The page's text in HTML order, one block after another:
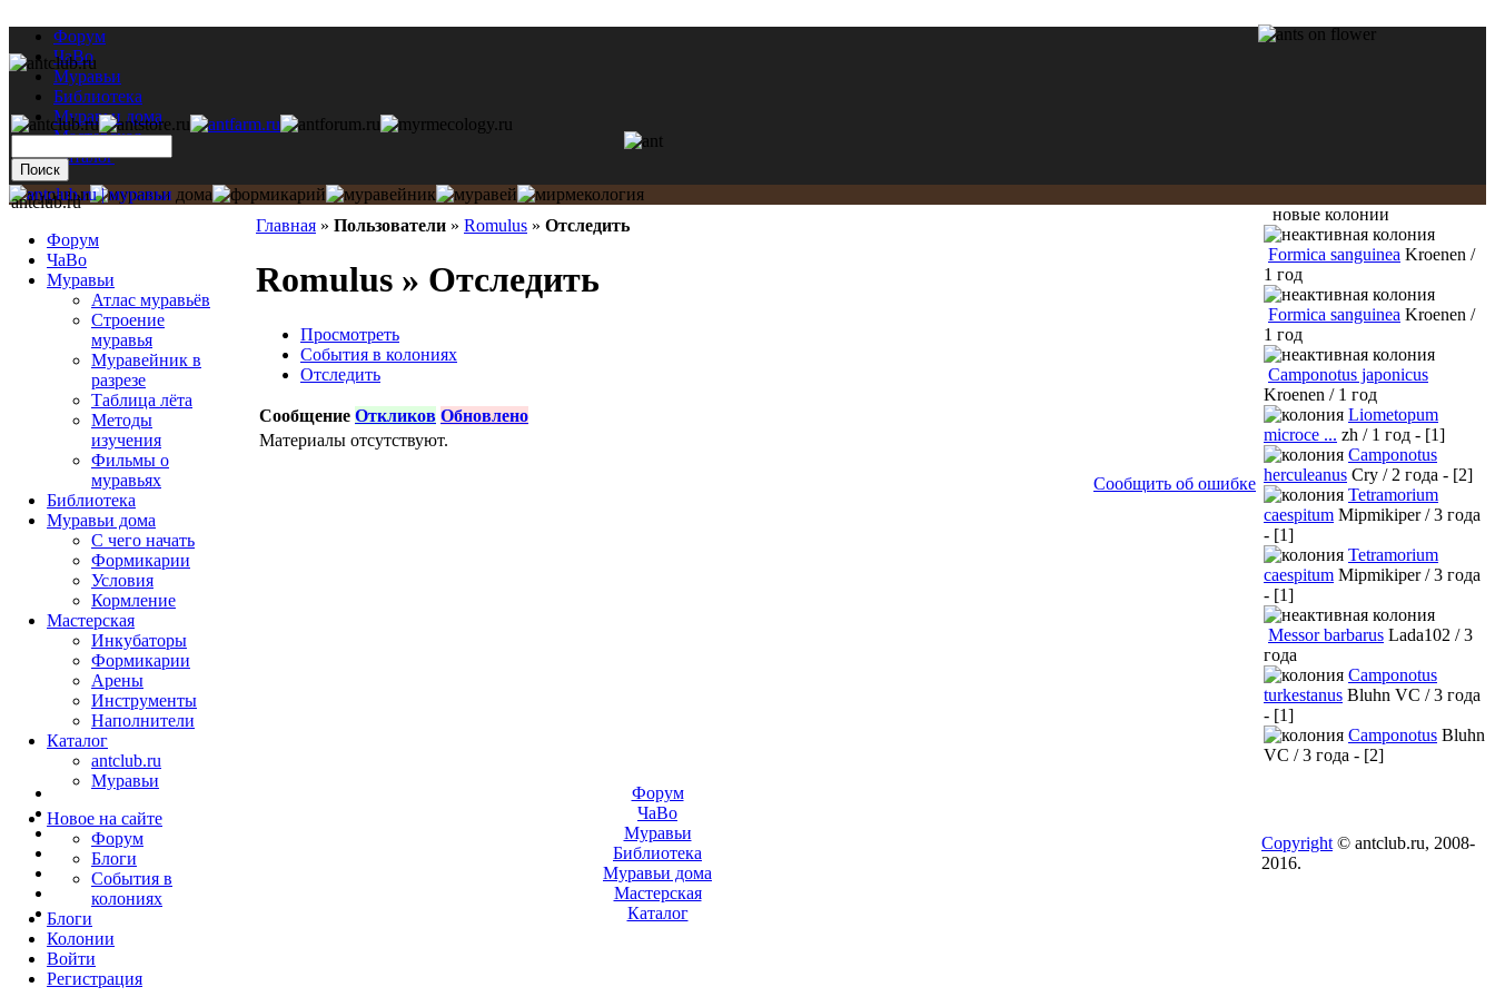
Форум
ЧаВо
Муравьи
Библиотека
Муравьи дома
Мастерская
Каталог
Главная » Пользователи » Romulus » Отследить
Romulus » Отследить
Просмотреть
События в колониях
Отследить
Сообщение Откликов Обновлено
Материалы отсутствуют.
Сообщить об ошибке
antclub.ru
Форум
ЧаВо
Муравьи
Атлас муравьёв
Строение
муравья
Муравейник в
разрезе
Таблица лёта
Методы
изучения
Фильмы о
муравьях
Библиотека
Муравьи дома
С чего начать
Формикарии
Условия
Кормление
Мастерская
Инкубаторы
Формикарии
Арены
Инструменты
Наполнители
Каталог
antclub.ru
Муравьи
Новое на сайте
Форум
Блоги
События в
колониях
Блоги
Колонии
Войти
Peгиcтpaция
новые колонии
Formica sanguinea Kroenen /
1 год
Formica sanguinea Kroenen /
1 год
Camponotus japonicus
Kroenen / 1 год
Liometopum
microce ... zh / 1 год - [1]
Camponotus
herculeanus Cry / 2 года - [2]
Tetramorium
caespitum Mipmikiper / 3 года
- [1]
Tetramorium
caespitum Mipmikiper / 3 года
- [1]
Messor barbarus Lada102 / 3
года
Camponotus
turkestanus Bluhn VC / 3 года
- [1]
Camponotus Bluhn
VC / 3 года - [2]
Форум
ЧаВо
Муравьи
Библиотека
Муравьи дома
Мастерская
Каталог
Copyright © antclub.ru, 2008-
2016.